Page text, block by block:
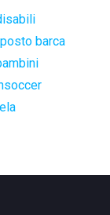
barca